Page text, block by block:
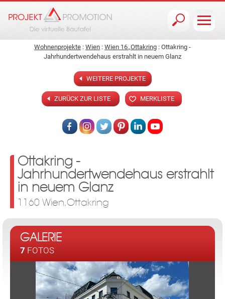
Wohnenprojekte : Wien : Wien 16.,Ottakring : Ottakring -
Jahrhundertwendehaus erstrahlt in neuem Glanz
WEITERE PROJEKTE
ZURÜCK ZUR LISTE MERKLISTE
Ottakring -
Jahrhundertwendehaus erstrahlt
in neuem Glanz
1160 Wien,Ottakring
GALERIE
7 FOTOS